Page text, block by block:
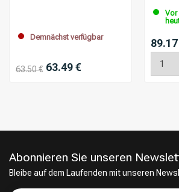
Demnächst verfügbar
63.50 € 63.49 €
Vor
Abonnieren Sie unseren
Bleibe auf dem Laufenden mit unseren